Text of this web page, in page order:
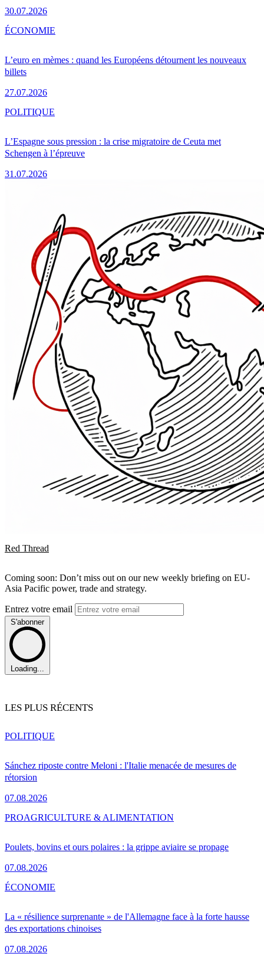
30.07.2026
L’euro en mèmes : quand les Européens détournent les nouveaux
billets
27.07.2026
ÉCONOMIE
L’Espagne sous pression : la crise migratoire de Ceuta met
Schengen à l’épreuve
31.07.2026
POLITIQUE
Red Thread
Coming soon: Don’t miss out on our new weekly briefing on EU-
Asia Pacific power, trade and strategy.
Entrez votre email
S'abonner
Loading...
LES PLUS RÉCENTS
Sánchez riposte contre Meloni : l'Italie menacée de mesures de
rétorsion
07.08.2026
POLITIQUE
Poulets, bovins et ours polaires : la grippe aviaire se propage
07.08.2026
PROAGRICULTURE & ALIMENTATION
La « résilience surprenante » de l'Allemagne face à la forte hausse
des exportations chinoises
07.08.2026
ÉCONOMIE